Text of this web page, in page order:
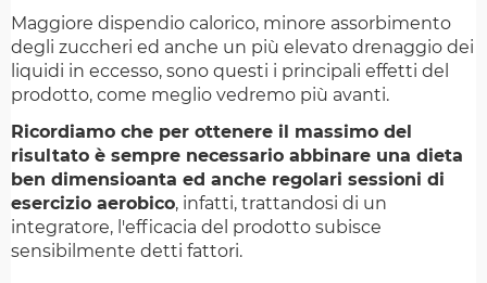
Maggiore dispendio calorico, minore assorbimento
degli zuccheri ed anche un più elevato drenaggio dei
liquidi in eccesso, sono questi i principali effetti del
prodotto, come meglio vedremo più avanti.
Ricordiamo che per ottenere il massimo del
risultato è sempre necessario abbinare una dieta
ben dimensioanta ed anche regolari sessioni di
esercizio aerobico, infatti, trattandosi di un
integratore, l'efficacia del prodotto subisce
sensibilmente detti fattori.